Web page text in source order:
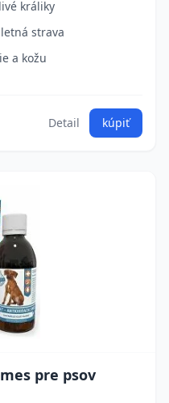
králiky
strava
a kožu
Detail kúpiť
pre psov